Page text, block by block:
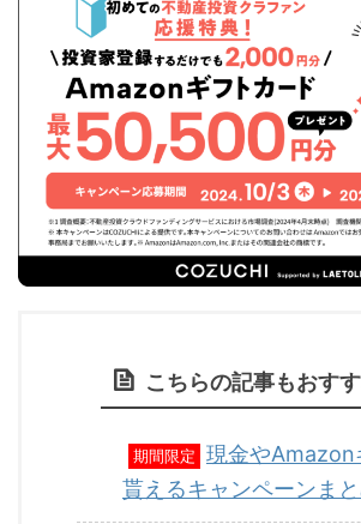
こちらの記事もおす
期間限定
現金やAmazon
貰えるキャンペーンま